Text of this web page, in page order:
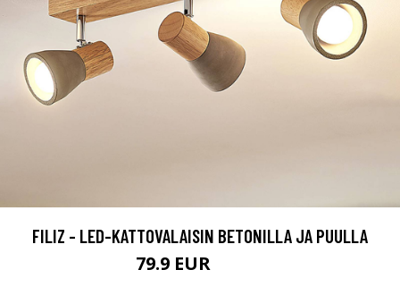
FILIZ - LED-KATTOVALAISIN BETONILLA JA PUULLA
79.9 EUR